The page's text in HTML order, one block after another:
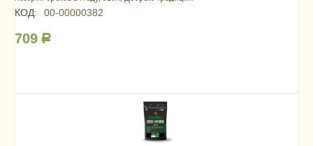
КОД: 00-00000382
709 Р